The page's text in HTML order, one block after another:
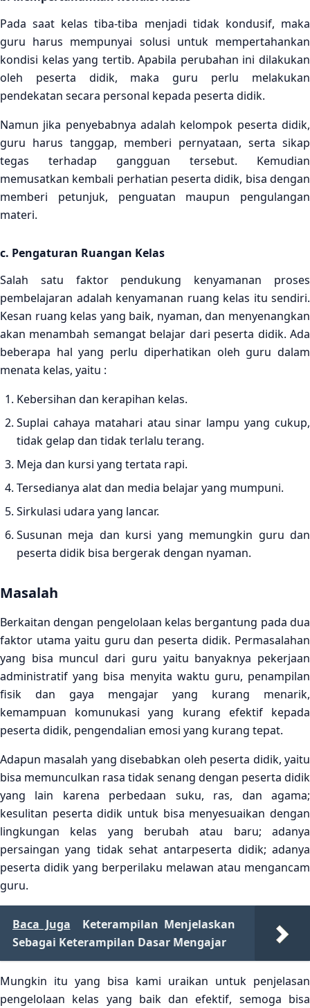
Pada saat kelas tiba-tiba menjadi tidak kondusif, maka
guru harus mempunyai solusi untuk mempertahankan
kondisi kelas yang tertib. Apabila perubahan ini dilakukan
oleh peserta didik, maka guru perlu melakukan
pendekatan secara personal kepada peserta didik.
Namun jika penyebabnya adalah kelompok peserta didik,
guru harus tanggap, memberi pernyataan, serta sikap
tegas terhadap gangguan tersebut. Kemudian
memusatkan kembali perhatian peserta didik, bisa dengan
memberi petunjuk, penguatan maupun pengulangan
materi.
c. Pengaturan Ruangan Kelas
Salah satu faktor pendukung kenyamanan proses
pembelajaran adalah kenyamanan ruang kelas itu sendiri.
Kesan ruang kelas yang baik, nyaman, dan menyenangkan
akan menambah semangat belajar dari peserta didik. Ada
beberapa hal yang perlu diperhatikan oleh guru dalam
menata kelas, yaitu :
Kebersihan dan kerapihan kelas.
Suplai cahaya matahari atau sinar lampu yang cukup,
tidak gelap dan tidak terlalu terang.
Meja dan kursi yang tertata rapi.
Tersedianya alat dan media belajar yang mumpuni.
Sirkulasi udara yang lancar.
Susunan meja dan kursi yang memungkin guru dan
peserta didik bisa bergerak dengan nyaman.
Masalah
Berkaitan dengan pengelolaan kelas bergantung pada dua
faktor utama yaitu guru dan peserta didik. Permasalahan
yang bisa muncul dari guru yaitu banyaknya pekerjaan
administratif yang bisa menyita waktu guru, penampilan
fisik dan gaya mengajar yang kurang menarik,
kemampuan komunukasi yang kurang efektif kepada
peserta didik, pengendalian emosi yang kurang tepat.
Adapun masalah yang disebabkan oleh peserta didik, yaitu
bisa memunculkan rasa tidak senang dengan peserta didik
yang lain karena perbedaan suku, ras, dan agama;
kesulitan peserta didik untuk bisa menyesuaikan dengan
lingkungan kelas yang berubah atau baru; adanya
persaingan yang tidak sehat antarpeserta didik; adanya
peserta didik yang berperilaku melawan atau mengancam
guru.
Baca Juga
Keterampilan Menjelaskan
Sebagai Keterampilan Dasar Mengajar
Mungkin itu yang bisa kami uraikan untuk penjelasan
pengelolaan kelas yang baik dan efektif, semoga bisa